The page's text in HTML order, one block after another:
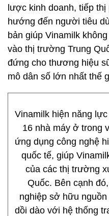
lược kinh doanh, tiếp
hướng đến người tiêu
bản giúp Vinamilk
vào thị trường Trung
đứng cho thương hiệu
mô dân số lớn nhất thế
Vinamilk hiện năng
16 nhà máy ở trong
ứng dụng công nghệ
quốc tế, giúp
của các thị trường
Quốc. Bên cạnh
nghiệp sở hữu
dồi dào với hệ thống